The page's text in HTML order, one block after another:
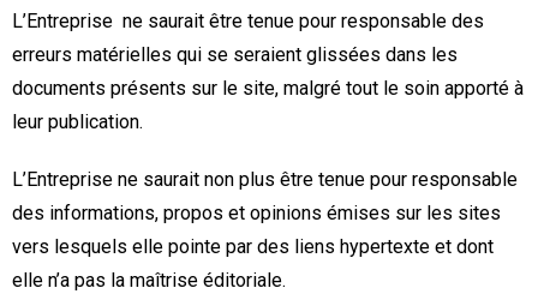
L’Entreprise ne saurait être tenue pour responsable des
erreurs matérielles qui se seraient glissées dans les
documents présents sur le site, malgré tout le soin apporté à
leur publication.
L’Entreprise ne saurait non plus être tenue pour responsable
des informations, propos et opinions émises sur les sites
vers lesquels elle pointe par des liens hypertexte et dont
elle n’a pas la maîtrise éditoriale.